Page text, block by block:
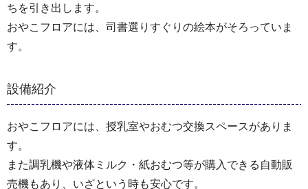
ちを引き出します。
おやこフロアには、司書選りすぐりの絵本がそろっていま
す。
設備紹介
おやこフロアには、授乳室やおむつ交換スペースがありま
す。
また調乳機や液体ミルク・紙おむつ等が購入できる自動販
売機もあり、いざという時も安心です。